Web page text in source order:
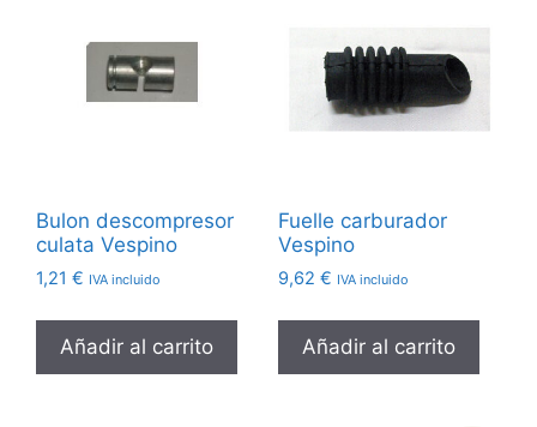
Bulon descompresor
culata Vespino
1,21 € IVA incluido
Añadir al carrito
Fuelle carburador
Vespino
9,62 € IVA incluido
Añadir al carrito